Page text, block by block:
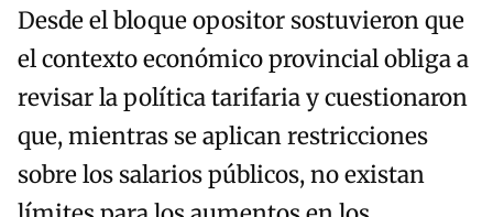
Desde el bloque opositor sostuvieron que
el contexto económico provincial obliga a
revisar la política tarifaria y cuestionaron
que, mientras se aplican restricciones
sobre los salarios públicos, no existan